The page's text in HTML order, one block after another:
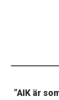
”AIK är